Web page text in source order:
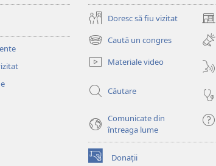
Doresc să fiu vizitat
(se
o
Caută un congres
(se
deschide
o
nouă)
Materiale video
Căutare
Comunicate din
întreaga lume
Donații
(se